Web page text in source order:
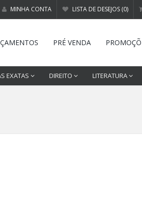
MINHA CONTA LISTA DE DESEJOS (0)
PRÉ VENDA
EXATAS DIREITO LITERATURA